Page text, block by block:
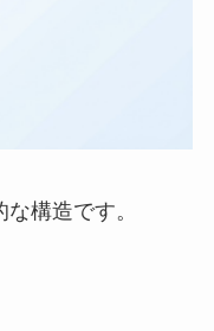
構造です。